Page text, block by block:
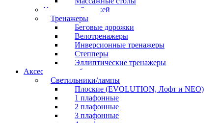
Настольный хоккей
Тренажеры
Беговые дорожки
Велотренажеры
Инверсионные тренажеры
Степперы
Эллиптические тренажеры
Аксессуары для бильярда
Светильники/лампы
Плоские (EVOLUTION, Лофт и NEO)
1 плафонные
2 плафонные
3 плафонные